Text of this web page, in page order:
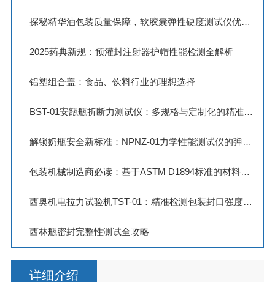
探秘精华油包装质量保障，软胶囊弹性硬度测试仪优势尽显
2025药典新规：预灌封注射器护帽性能检测全解析
铝塑组合盖：食品、饮料行业的理想选择
BST-01安瓿瓶折断力测试仪：多规格与定制化的精准测试方案
解锁奶瓶安全新标准：NPNZ-01力学性能测试仪的弹性与柔韧性评估
包装机械制造商必读：基于ASTM D1894标准的材料摩擦系数适配性验证方法
西奥机电拉力试验机TST-01：精准检测包装封口强度与热封性能
西林瓶密封完整性测试全攻略
详细介绍